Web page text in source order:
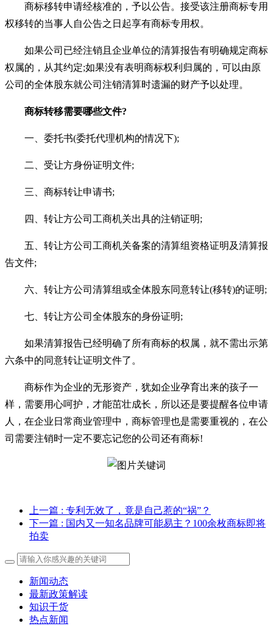
商标移转申请经核准的，予以公告。接受该注册商标专用
权移转的当事人自公告之日起享有商标专用权。
如果公司已经注销且企业单位的清算报告有明确规定商标
权属的，从其约定;如果没有表明商标权利归属的，可以由原
公司的全体股东就公司注销清算时遗漏的财产予以处理。
商标转移需要哪些文件?
一、委托书(委托代理机构的情况下);
二、受让方身份证明文件;
三、商标转让申请书;
四、转让方公司工商机关出具的注销证明;
五、转让方公司工商机关备案的清算组资格证明及清算报
告文件;
六、转让方公司清算组或全体股东同意转让(移转)的证明;
七、转让方公司全体股东的身份证明;
如果清算报告已经明确了所有商标的权属，就不需出示第
六条中的同意转让证明文件了。
商标作为企业的无形资产，犹如企业孕育出来的孩子一
样，需要用心呵护，才能茁壮成长，所以还是要提醒各位申请
人，在企业日常商业管理中，商标管理也是需要重视的，在公
司需要注销时一定不要忘记您的公司还有商标!
上一篇 : 专利无效了，竟是自己惹的“祸”？
下一篇 : 国内又一知名品牌可能易主？100余枚商标即将
拍卖
新闻动态
最新政策解读
知识干货
热点新闻